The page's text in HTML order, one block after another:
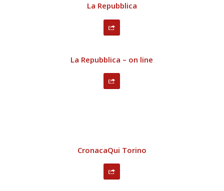
La Repubblica
La Repubblica – on line
CronacaQui Torino